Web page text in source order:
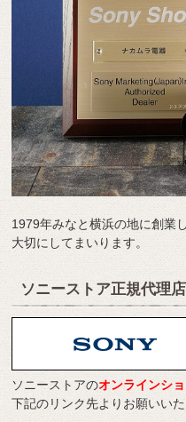
1979年みなと横浜の地に創業
大切にしてまいります。
ソニーストア正規代理店
ソニーストアのオンラインシ
下記のリンク先よりお願いい